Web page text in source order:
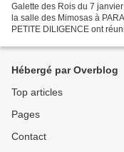
Galette des Rois du 7
la salle des Mimosas à
PETITE DILIGENCE ont
Hébergé par Overblog
Top articles
Pages
Contact